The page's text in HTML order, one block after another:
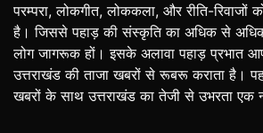
परम्परा, लोकगीत, लोककला, और रीति-
है। जिससे पहाड़ की संस्कृति का अधिक से
लोग जागरूक हों। इसके अलावा पहाड़ प्रभात
उत्तराखंड की ताजा खबरों से रूबरू कराता है।
खबरों के साथ उत्तराखंड का तेजी से उभरता एक